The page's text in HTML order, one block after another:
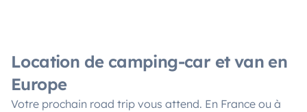
Location de camping-car et van en
Europe
Votre prochain road trip vous attend. En France ou à